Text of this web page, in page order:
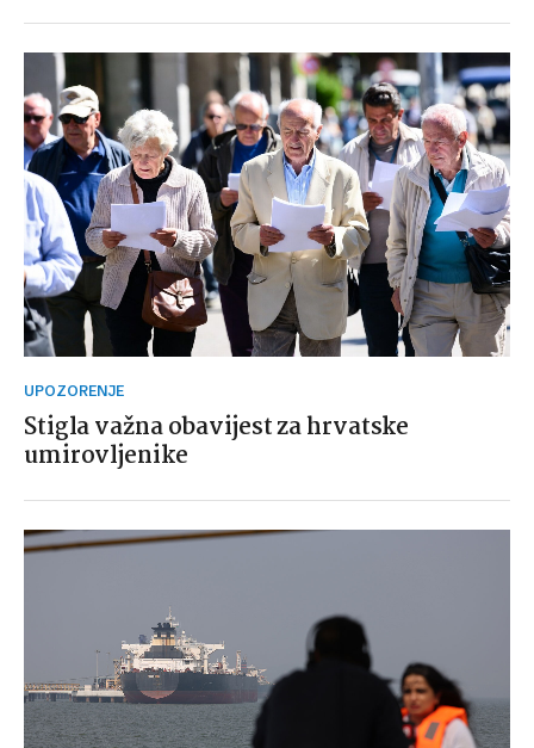
UPOZORENJE
Stigla važna obavijest za hrvatske
umirovljenike